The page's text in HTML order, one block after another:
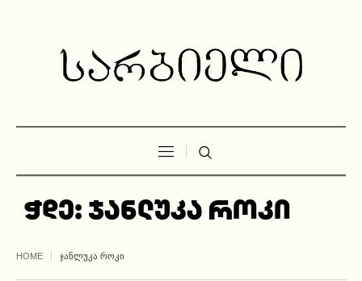
ჭდე: ჯანლუკა როკი
HOME ᲯᲐᲜᲚᲣᲙᲐ ᲠᲝᲙᲘ